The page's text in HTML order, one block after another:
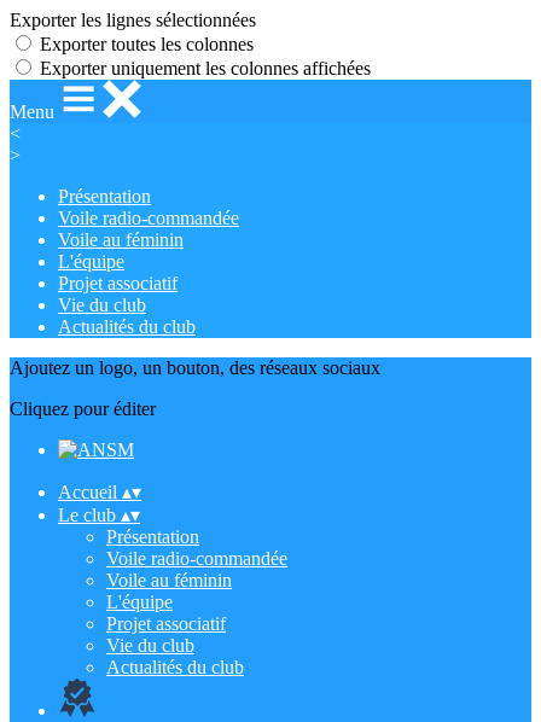
Exporter les lignes sélectionnées
Exporter toutes les colonnes
Exporter uniquement les colonnes affichées
Menu
<
>
Présentation
Voile radio-commandée
Voile au féminin
L'équipe
Projet associatif
Vie du club
Actualités du club
Ajoutez un logo, un bouton, des réseaux sociaux
Cliquez pour éditer
Accueil ▴▾
Le club ▴▾
Présentation
Voile radio-commandée
Voile au féminin
L'équipe
Projet associatif
Vie du club
Actualités du club